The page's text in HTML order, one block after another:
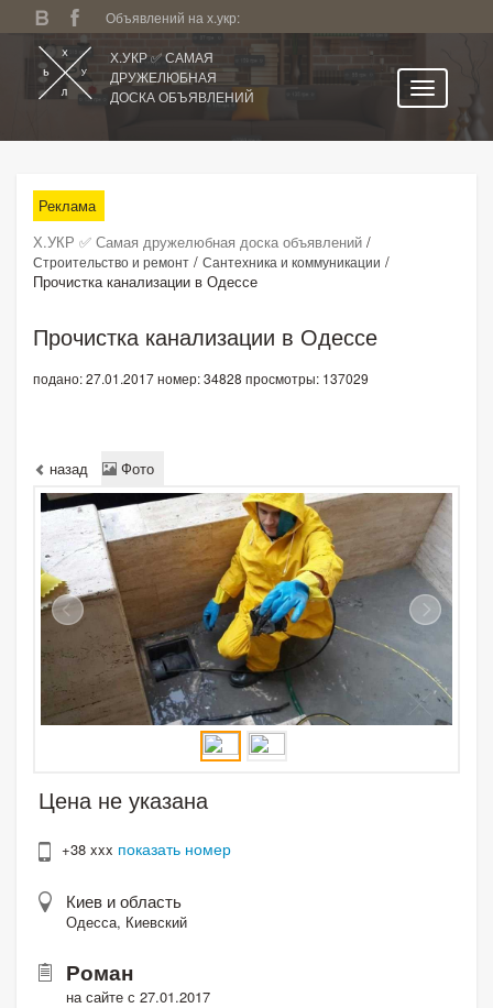
Объявлений на х.укр:
Х.УКР ✅ САМАЯ
ДРУЖЕЛЮБНАЯ
ДОСКА ОБЪЯВЛЕНИЙ
Все регионы
Категории
Избранное
Личный кабинет
Поиск по сайту
Реклама
Х.УКР ✅ Самая дружелюбная доска объявлений /
Строительство и ремонт / Сантехника и коммуникации /
Прочистка канализации в Одессе
Прочистка канализации в Одессе
подано: 27.01.2017номер: 34828 просмотры: 137029
назад Фото
Цена не указана
+38 xxx показать номер
Киев и область
Одесса, Киевский
Роман
на сайте с 27.01.2017